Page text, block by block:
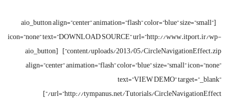
[aio_button align=”center” animation=”flash” color=”blue” size=”small”
icon=”none” text=”DOWNLOAD SOURCE” url=”http://www.itport.ir/wp-
content/uploads/2013/05/CircleNavigationEffect.zip”] [aio_button
align=”center” animation=”flash” color=”blue” size=”small” icon=”none”
text=”VIEW DEMO” target=”_blank”
url=”http://tympanus.net/Tutorials/CircleNavigationEffect/”]